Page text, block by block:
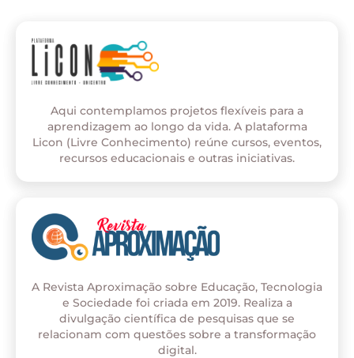
Aqui contemplamos projetos flexíveis para a
aprendizagem ao longo da vida. A plataforma
Licon (Livre Conhecimento) reúne cursos, eventos,
recursos educacionais e outras iniciativas.
A Revista Aproximação sobre Educação, Tecnologia
e Sociedade foi criada em 2019. Realiza a
divulgação científica de pesquisas que se
relacionam com questões sobre a transformação
digital.